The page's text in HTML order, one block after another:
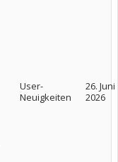
User-
Neuigkeiten
26. Juni
2026